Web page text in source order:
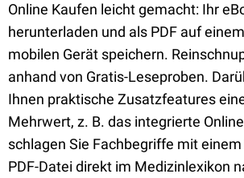
Online Kaufen leicht gemacht: Ihr
herunterladen und als PDF auf
mobilen Gerät speichern.
anhand von Gratis-Leseproben.
Ihnen praktische Zusatzfeatures
Mehrwert, z. B. das integrierte
schlagen Sie Fachbegriffe mit
PDF-Datei direkt im Medizinlexikon